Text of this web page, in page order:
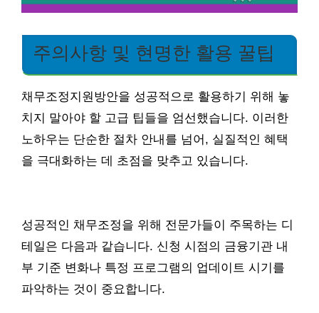
주의사항 및 현명한 활용 꿀팁
채무조정지원방안을 성공적으로 활용하기 위해 놓
치지 말아야 할 고급 팁들을 엄선했습니다. 이러한
노하우는 단순한 절차 안내를 넘어, 실질적인 혜택
을 극대화하는 데 초점을 맞추고 있습니다.
성공적인 채무조정을 위해 전문가들이 주목하는 디
테일은 다음과 같습니다. 신청 시점의 금융기관 내
부 기준 변화나 특정 프로그램의 업데이트 시기를
파악하는 것이 중요합니다.